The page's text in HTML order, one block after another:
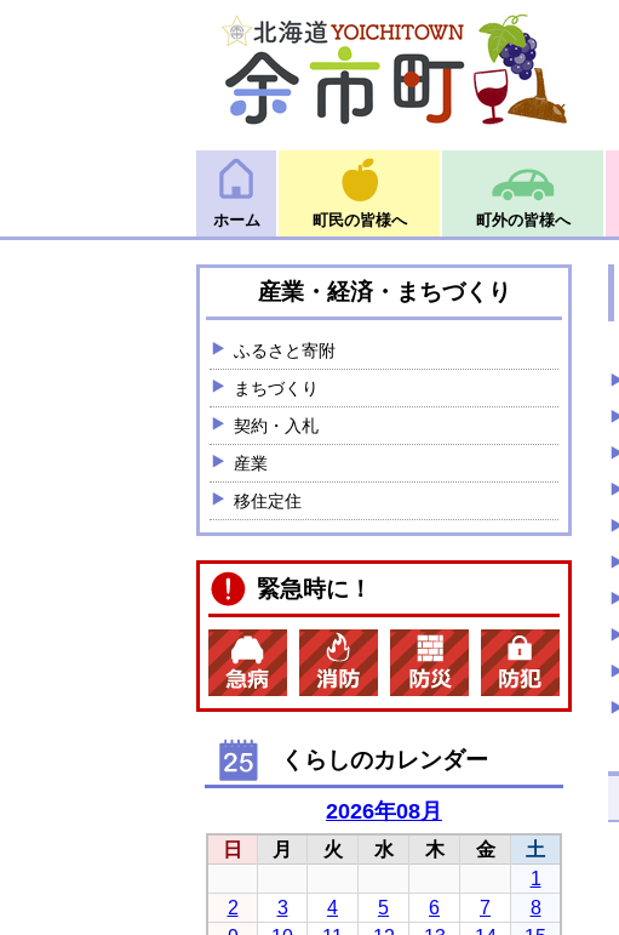
ホーム 町民の皆様へ 町外の皆様へ
産業・経済・まちづくり
ふるさと寄附
まちづくり
契約・入札
産業
移住定住
緊急時に！
くらしのカレンダー